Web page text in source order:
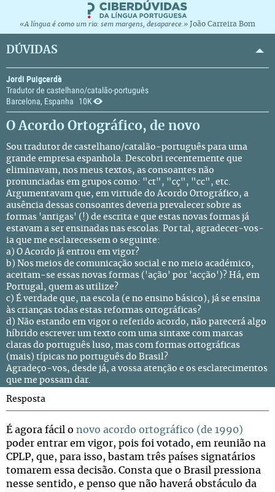
«A língua é como um rio: sem margens, desaparece.» João Carreira Bom
DÚVIDAS
Jordi Puigcerdà
Tradutor de castelhano/catalão-português
Barcelona, Espanha
10K
O Acordo Ortográfico, de novo
Sou tradutor de castelhano/catalão-português para uma
grande empresa espanhola. Descobri recentemente que
eliminavam, nos meus textos, as consoantes não
pronunciadas em grupos como: "ct", "cç", "cc", etc.
Argumentavam que, em virtude do Acordo Ortográfico, a
ausência dessas consoantes deveria prevalecer sobre as
formas 'antigas' (!) de escrita e que estas novas formas já
estavam a ser ensinadas nas escolas. Por tal, agradecer-vos-
ia que me esclarecessem o seguinte:
a) O Acordo já entrou em vigor?
b) Nos meios de comunicação social e no meio académico,
aceitam-se essas novas formas ('ação' por 'acção')? Há, em
Portugal, quem as utilize?
c) É verdade que, na escola (e no ensino básico), já se ensina
às crianças todas estas reformas ortográficas?
d) Não estando em vigor o referido acordo, não parecerá algo
híbrido escrever um texto com uma sintaxe com marcas
claras do português luso, mas com formas ortográficas
(mais) típicas no português do Brasil?
Agradeço-vos, desde já, a vossa atenção e os esclarecimentos
que me possam dar.
Resposta
É agora fácil o novo acordo ortográfico (de 1990)
poder entrar em vigor, pois foi votado, em reunião na
CPLP, que, para isso, bastam três países signatários
tomarem essa decisão. Consta que o Brasil pressiona
nesse sentido, e penso que não haverá obstáculo da